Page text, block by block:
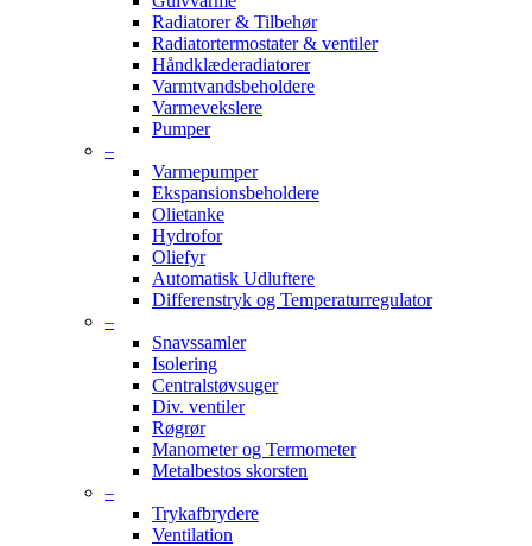
Radiatorer & Tilbehør
Radiatortermostater & ventiler
Håndklæderadiatorer
Varmtvandsbeholdere
Varmevekslere
Pumper
–
Varmepumper
Ekspansionsbeholdere
Olietanke
Hydrofor
Oliefyr
Automatisk Udluftere
Differenstryk og Temperaturregulator
–
Snavssamler
Isolering
Centralstøvsuger
Div. ventiler
Røgrør
Manometer og Termometer
Metalbestos skorsten
–
Trykafbrydere
Ventilation